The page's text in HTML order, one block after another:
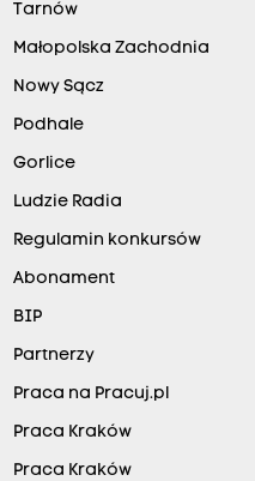
Tarnów
Małopolska Zachodnia
Nowy Sącz
Podhale
Gorlice
Ludzie Radia
Regulamin konkursów
Abonament
BIP
Partnerzy
Praca na Pracuj.pl
Praca Kraków
Praca Kraków